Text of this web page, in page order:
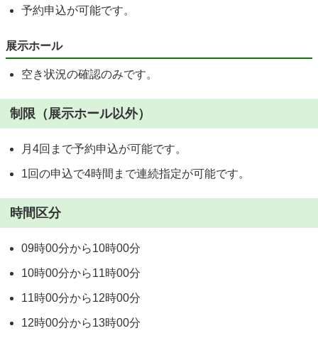
予約申込が可能です。
展示ホール
空き状況の確認のみです。
制限（展示ホール以外）
月4回まで予約申込が可能です。
1回の申込で4時間まで連続指定が可能です。
時間区分
09時00分から10時00分
10時00分から11時00分
11時00分から12時00分
12時00分から13時00分